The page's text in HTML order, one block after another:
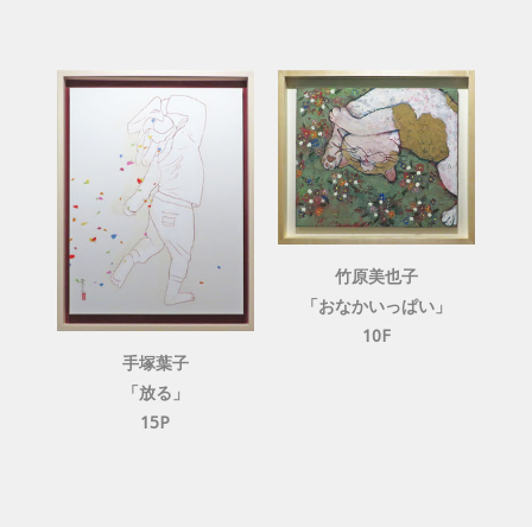
手塚葉子
「放る」
15P
竹原美也子
「おなかいっぱい」
10F